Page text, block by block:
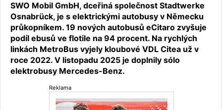
SWO Mobil GmbH, dceřiná společnost Stadtwerke
Osnabrück, je s elektrickými autobusy v Německu
průkopníkem. 19 nových autobusů eCitaro zvyšuje
podíl ebusů ve flotile na 94 procent. Na rychlých
linkách MetroBus vyjely kloubové VDL Citea už v
roce 2022. V listopadu 2025 je doplnily sólo
elektrobusy Mercedes-Benz.
Reklama